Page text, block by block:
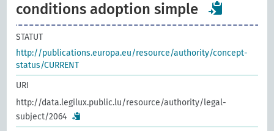
conditions adoption simple
STATUT
http://publications.europa.eu/resource/authority/concept-
status/CURRENT
URI
http://data.legilux.public.lu/resource/authority/legal-
subject/2064